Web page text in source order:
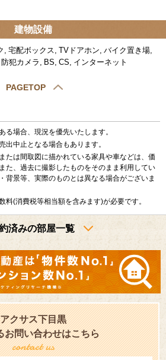
建物設備
宅配ボックス TVドアホン バイク置き場
防犯カメラ BS CS インターネット
PAGETOP
場合、現況を優先いたします。
中止となる場合もあります。
たは間取図に描かれている家具や車などは、価
た、過去に撮影したものをそのまま利用してい
背景等、実際のものとは異なる場合がございま
(消費税等相当額を含みます)が必要です。
済みの部屋一覧
アクサス下目黒
お問い合わせはこちら